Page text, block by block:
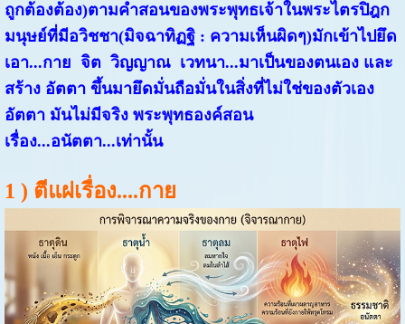
ถูกต้องต้อง)ตามคำสอนของพระพุทธเจ้าในพระไตรปิฎก
มนุษย์ที่มีอวิชชา(มิจฉาทิฏฐิ : ความเห็นผิดๆ)มักเข้าไปยึด
เอา...กาย จิต วิญญาณ เวทนา...มาเป็นของตนเอง และ
สร้าง อัตตา ขึ้นมายึดมั่นถือมั่นในสิ่งที่ไม่ใช่ของตัวเอง
อัตตา มันไม่มีจริง พระพุทธองค์สอน
เรื่อง...อนัตตา...เท่านั้น
1 ) ตีแผ่เรื่อง....กาย